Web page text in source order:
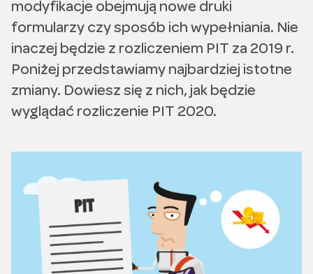
modyfikacje obejmują nowe druki
formularzy czy sposób ich wypełniania. Nie
inaczej będzie z rozliczeniem PIT za 2019 r.
Poniżej przedstawiamy najbardziej istotne
zmiany. Dowiesz się z nich, jak będzie
wyglądać rozliczenie PIT 2020.